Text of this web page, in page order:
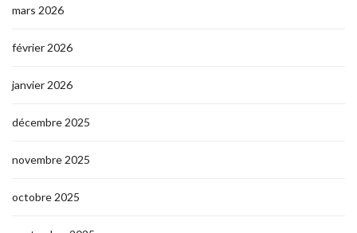
mars 2026
février 2026
janvier 2026
décembre 2025
novembre 2025
octobre 2025